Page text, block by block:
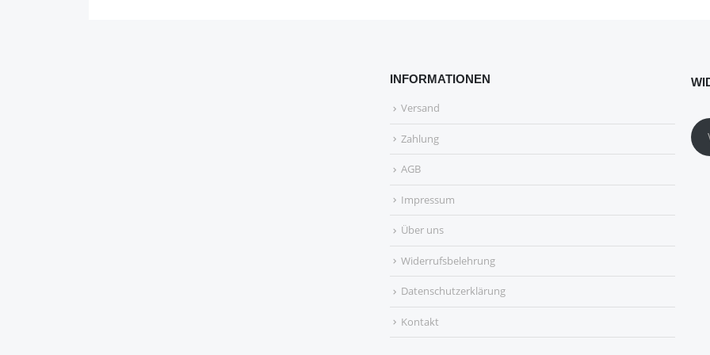
INFORMATIONEN
Versand
Zahlung
AGB
Impressum
Über uns
Widerrufsbelehrung
Datenschutzerklärung
Kontakt